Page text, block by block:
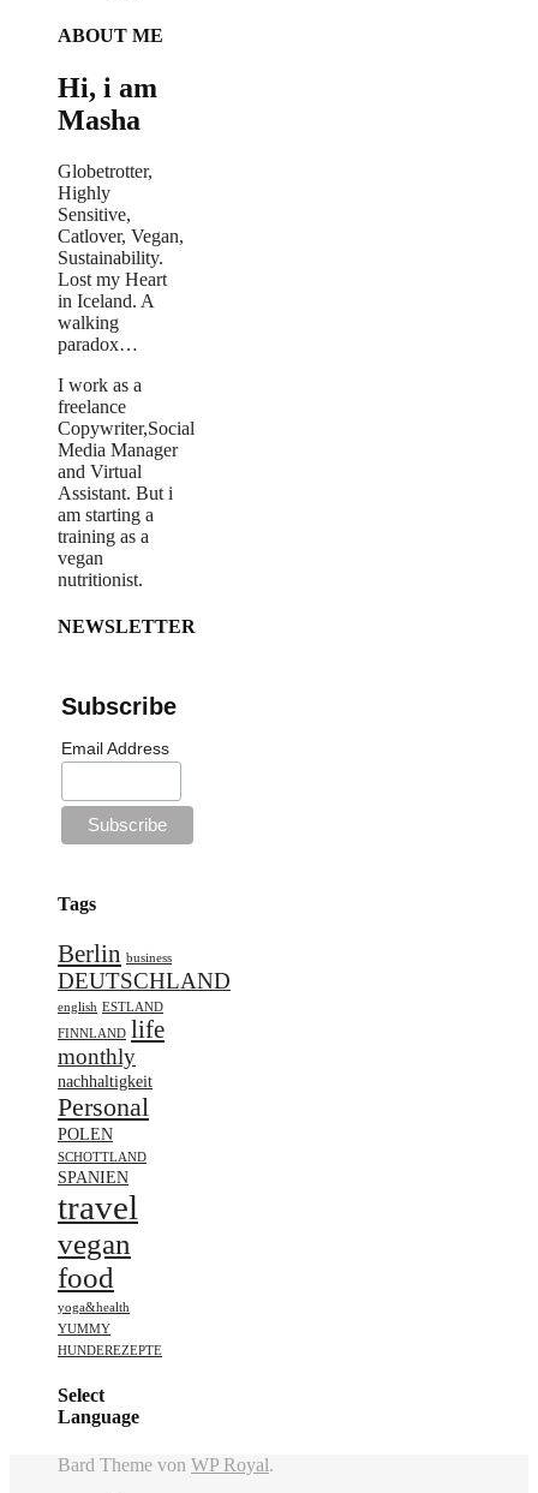
ABOUT ME
Hi, i am
Masha
Globetrotter,
Highly
Sensitive,
Catlover, Vegan,
Sustainability.
Lost my Heart
in Iceland. A
walking
paradox… ​
I work as a
freelance
Copywriter,Social
Media Manager
and Virtual
Assistant. But i
am starting a
training as a
vegan
nutritionist.
NEWSLETTER
Subscribe
Email Address
Tags
Berlin business
DEUTSCHLAND
english ESTLAND
FINNLAND life
monthly
nachhaltigkeit
Personal
POLEN
SCHOTTLAND
SPANIEN
travel
vegan
food
yoga&health
YUMMY
HUNDEREZEPTE
Select
Language
Bard Theme von WP Royal.